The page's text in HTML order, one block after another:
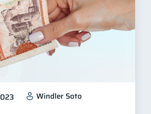
2 Inversiones 2 Cuenta Inactiva
1 Fraudes Mipymes 1
ahorro Retiro 1
Windler Soto